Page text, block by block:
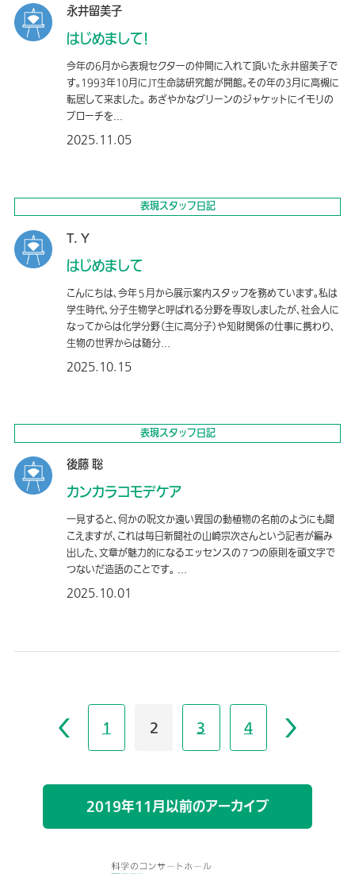
永井留美子
はじめまして！
今年の6月から表現セクターの仲間に入れて頂いた永井留美子で
す。1993年10月にJT生命誌研究館が開館。その年の3月に高槻に
転居して来ました。 あざやかなグリーンのジャケットにイモリの
ブローチを...
2025.11.05
表現スタッフ日記
T. Y
はじめまして
こんにちは、今年５月から展示案内スタッフを務めています。私は
学生時代、分子生物学と呼ばれる分野を専攻しましたが、社会人に
なってからは化学分野（主に高分子）や知財関係の仕事に携わり、
生物の世界からは随分...
2025.10.15
表現スタッフ日記
後藤 聡
カンカラコモデケア
一見すると、何かの呪文か遠い異国の動植物の名前のようにも聞
こえますが、これは毎日新聞社の山崎宗次さんという記者が編み
出した、文章が魅力的になるエッセンスの７つの原則を頭文字で
つないだ造語のことです。 ...
2025.10.01
1 2 3 4
2019年11月以前のアーカイブ